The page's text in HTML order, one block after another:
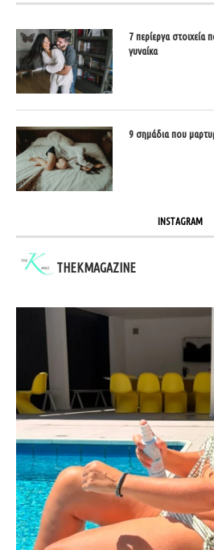
7 περίεργα στοιχεία
γυναίκα
9 σημάδια που
INSTAGRAM
THEKMAGAZINE